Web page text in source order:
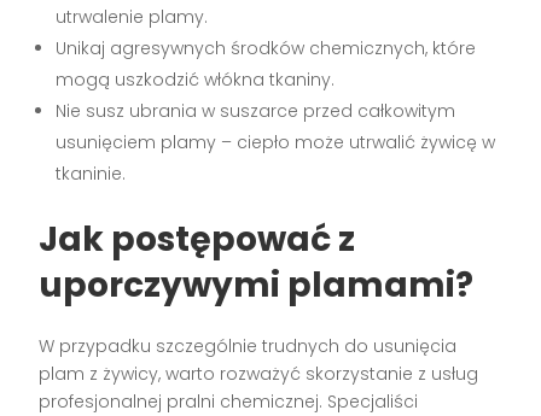
utrwalenie plamy.
Unikaj agresywnych środków chemicznych, które
mogą uszkodzić włókna tkaniny.
Nie susz ubrania w suszarce przed całkowitym
usunięciem plamy – ciepło może utrwalić żywicę w
tkaninie.
Jak postępować z
uporczywymi plamami?
W przypadku szczególnie trudnych do usunięcia
plam z żywicy, warto rozważyć skorzystanie z usług
profesjonalnej pralni chemicznej. Specjaliści